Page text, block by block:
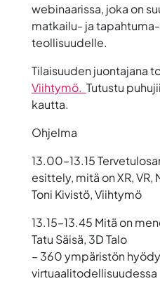
webinaarissa, joka on
matkailu- ja
teollisuudelle.
Tilaisuuden juontajana
Viihtymö. Tutustu
kautta.
Ohjelma
13.00–13.15
esittely, mitä on XR, VR,
Toni Kivistö, Viihtymö
13.15–13.45 Mitä on
Tatu Säisä, 3D Talo
– 360 ympäristön
virtuaalitodellisuudessa